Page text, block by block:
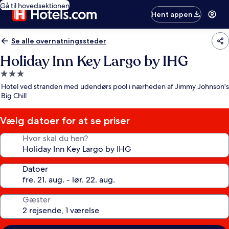
Gå til hovedsektionen
Hent appen
Se alle overnatningssteder
Holiday Inn Key Largo by IHG
3.0-
stjernet
overnatningssted
Hotel ved stranden med udendørs pool i nærheden af Jimmy Johnson's
Big Chill
Vælg datoer for at se priser
Hvor skal du hen?
Datoer
Gæster